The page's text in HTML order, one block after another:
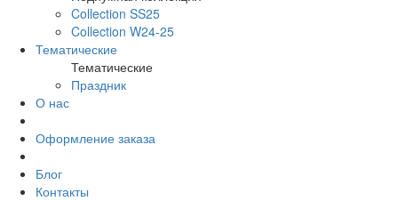
Collection SS25
Collection W24-25
Тематические
Тематические
Праздник
О нас
Оформление заказа
Блог
Контакты